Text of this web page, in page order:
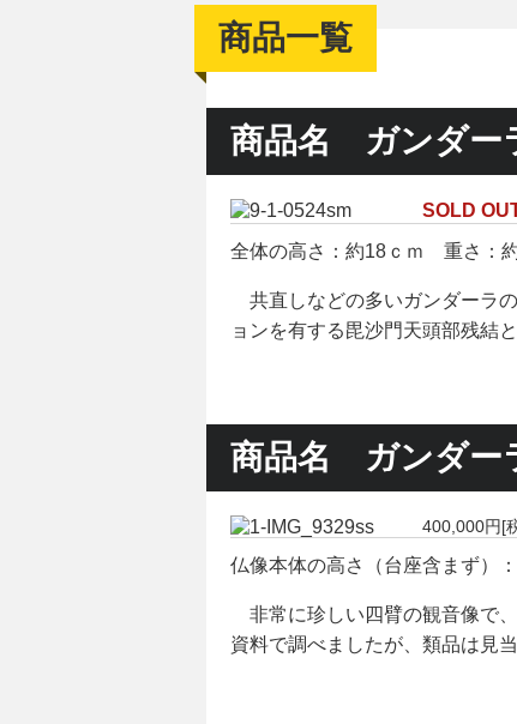
商品一覧
商品名 ガンダー
SOLD
全体の高さ：約18ｃｍ 重さ：
共直しなどの多いガンダーラ
ョンを有する毘沙門天頭部残結
商品名 ガンダ
400,000円[
仏像本体の高さ（台座含まず
非常に珍しい四臂の観音像で
資料で調べましたが、類品は見